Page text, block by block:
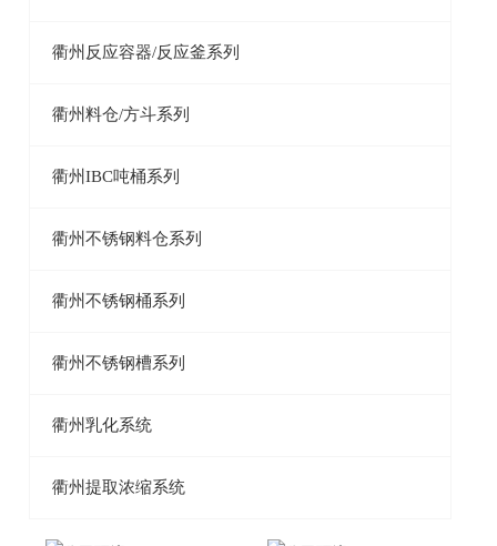
衢州反应容器/反应釜系列
衢州料仓/方斗系列
衢州IBC吨桶系列
衢州不锈钢料仓系列
衢州不锈钢桶系列
衢州不锈钢槽系列
衢州乳化系统
衢州提取浓缩系统